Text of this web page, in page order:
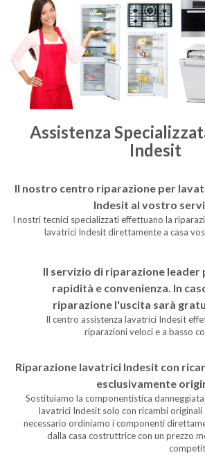
Assistenza
Indesit
Il nostro centro riparazione per
Indesit al vostro
I nostri tecnici specializzati effettuano la
lavatrici Indesit direttamente a casa
Il servizio di riparazione leader
rapidità e convenienza. In
riparazione l'uscita sarà
Il centro assistenza lavatrici Indesit
riparazioni veloci e a basso
Riparazione lavatrici Indesit con
esclusivamente
Sostituiamo la componentistica
lavatrici Indesit solo con ricambi originali
necessario ordiniamo i componenti
dalla casa costruttrice con un prezzo